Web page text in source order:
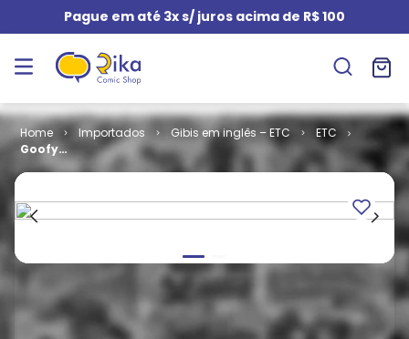
Pague em até 3x s/ juros acima de R$ 100
Importados Gibis em inglês – ETC
ETC
Goofy
Explores Cave
(HC)